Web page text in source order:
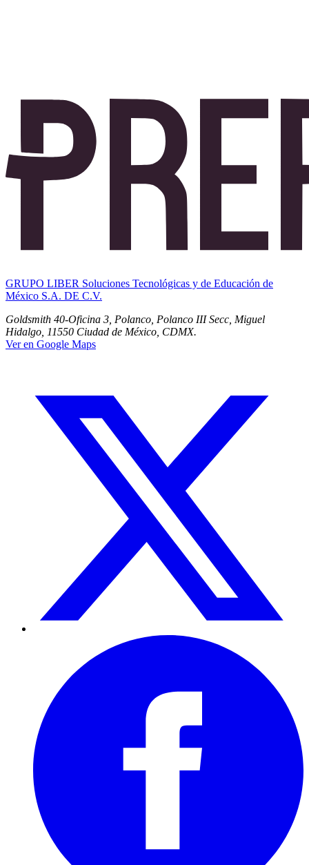
GRUPO LIBER Soluciones Tecnológicas y de Educación de
México S.A. DE C.V.
Goldsmith 40-Oficina 3, Polanco, Polanco III Secc, Miguel
Hidalgo, 11550 Ciudad de México, CDMX.
Ver en Google Maps